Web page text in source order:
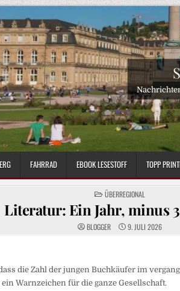
FAHRRAD EBOOK LESESTOFF TOPP
POSTED
IN
ÜBERREGIONAL
Literatur: Ein Jahr, minus
BLOGGER 9. JULI 2026
die Zahl der jungen Buchkäufer im
Warnzeichen für die ganze Gesellschaft.